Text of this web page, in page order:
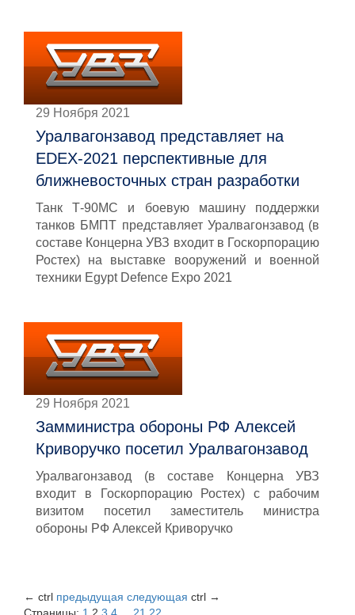
29 Ноября 2021
Уралвагонзавод представляет на
EDEX-2021 перспективные для
ближневосточных стран разработки
Танк Т-90МС и боевую машину поддержки
танков БМПТ представляет Уралвагонзавод (в
составе Концерна УВЗ входит в Госкорпорацию
Ростех) на выставке вооружений и военной
техники Egypt Defence Expo 2021
29 Ноября 2021
Замминистра обороны РФ Алексей
Криворучко посетил Уралвагонзавод
Уралвагонзавод (в составе Концерна УВЗ
входит в Госкорпорацию Ростех) с рабочим
визитом посетил заместитель министра
обороны РФ Алексей Криворучко
← ctrl предыдущая следующая ctrl →